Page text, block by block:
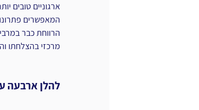
ארגוניים טובים
המאפשרים
הרווחת כבר
מרכזי ‏בהצלחתו
להלן ארבעה